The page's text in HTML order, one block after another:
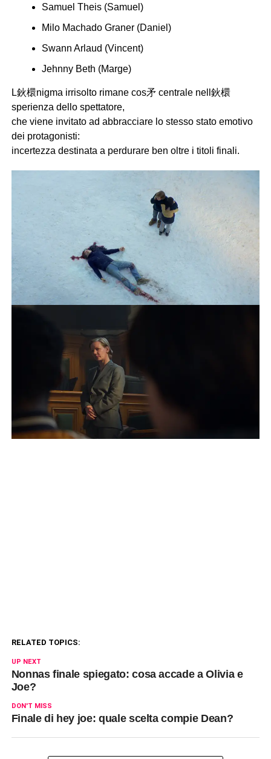
Samuel Theis (Samuel)
Milo Machado Graner (Daniel)
Swann Arlaud (Vincent)
Jehnny Beth (Marge)
L鈥檈nigma irrisolto rimane cos矛 centrale nell鈥檈
sperienza dello spettatore,
che viene invitato ad abbracciare lo stesso stato emotivo
dei protagonisti:
incertezza destinata a perdurare ben oltre i titoli finali.
RELATED TOPICS:
UP NEXT
Nonnas finale spiegato: cosa accade a Olivia e
Joe?
DON'T MISS
Finale di hey joe: quale scelta compie Dean?